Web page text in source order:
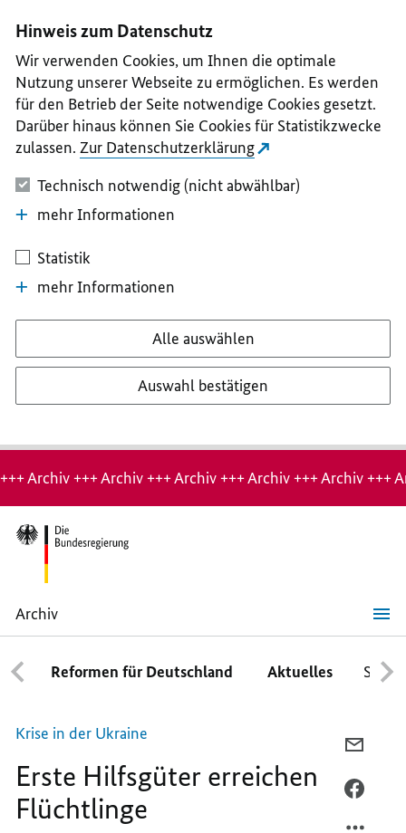
II
III
IV
V
Hinweis zum Datenschutz
Wir verwenden Cookies, um Ihnen die optimale
Nutzung unserer Webseite zu ermöglichen. Es werden
für den Betrieb der Seite notwendige Cookies gesetzt.
Darüber hinaus können Sie Cookies für Statistikzwecke
zulassen. Zur Datenschutzerklärung
Technisch notwendig (nicht abwählbar)
mehr Informationen
Statistik
mehr Informationen
Alle auswählen
Auswahl bestätigen
Hinweis:
Archiv-
Seite
+++ Archiv +++ Archiv +++ Archiv +++ Archiv +++ Archiv +++
Archiv
Erste
Hilfsgüter
erreichen
Flüchtlinge
Reformen für Deutschland Aktuelles
Krise in der Ukraine
Erste Hilfsgüter erreichen
Flüchtlinge